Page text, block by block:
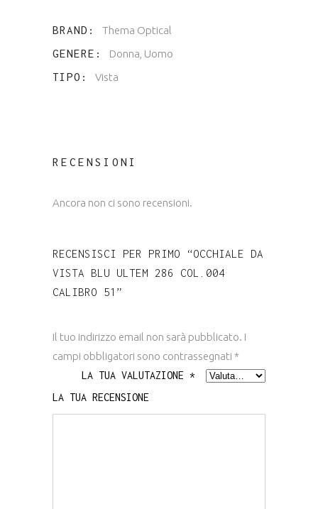
BRAND Thema Optical
GENERE Donna, Uomo
TIPO Vista
RECENSIONI
Ancora non ci sono recensioni.
RECENSISCI PER PRIMO “OCCHIALE DA
VISTA BLU ULTEM 286 COL.004
CALIBRO 51”
Il tuo indirizzo email non sarà pubblicato. I
campi obbligatori sono contrassegnati *
LA TUA VALUTAZIONE *
LA TUA RECENSIONE